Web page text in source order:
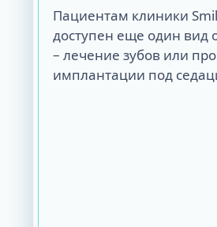
Пациентам клиники
доступен еще один вид
– лечение зубов или
имплантации под